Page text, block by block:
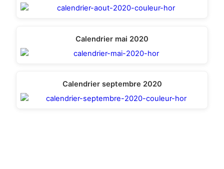
Calendrier mai 2020
Calendrier septembre 2020